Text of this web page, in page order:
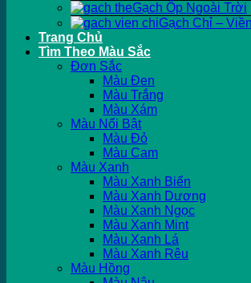
Gạch Ốp Ngoài Trời
Gạch Chỉ – Viền
Trang Chủ
Tìm Theo Màu Sắc
Đơn Sắc
Màu Đen
Màu Trắng
Màu Xám
Màu Nổi Bật
Màu Đỏ
Màu Cam
Màu Xanh
Màu Xanh Biển
Màu Xanh Dương
Màu Xanh Ngọc
Màu Xanh Mint
Màu Xanh Lá
Màu Xanh Rêu
Màu Hồng